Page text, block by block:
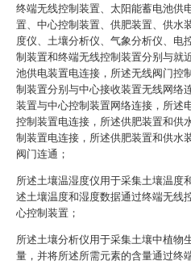
终端无线控制装置、太阳能蓄电池供
置、中心控制装置、供肥装置、供水
度仪、土壤分析仪、气象分析仪、电
制装置和终端无线控制装置分别与就
池供电装置电连接，所述无线阀门控
制装置分别与中心接收装置无线网络
装置与中心控制装置网络连接，所述
控制装置电连接，所述供肥装置和供
制装置电连接，所述供肥装置和供水
阀门连通；
所述土壤温湿度仪用于采集土壤温度
述土壤温度和湿度数据通过终端无线
心控制装置；
所述土壤分析仪用于采集土壤中植物
量，并将所述所需元素的含量通过终